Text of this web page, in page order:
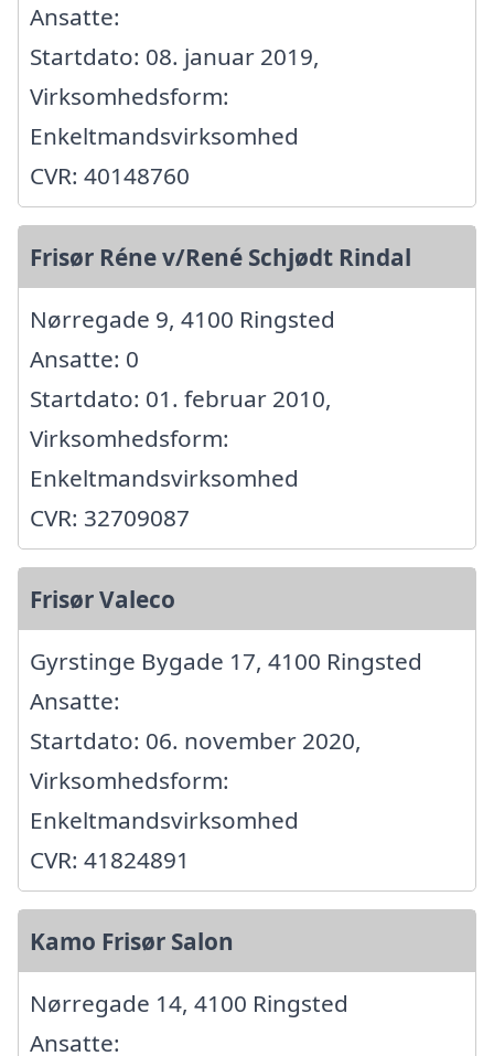
Ansatte:
Startdato: 08. januar 2019,
Virksomhedsform:
Enkeltmandsvirksomhed
CVR: 40148760
Frisør Réne v/René Schjødt Rindal
Nørregade 9, 4100 Ringsted
Ansatte: 0
Startdato: 01. februar 2010,
Virksomhedsform:
Enkeltmandsvirksomhed
CVR: 32709087
Frisør Valeco
Gyrstinge Bygade 17, 4100 Ringsted
Ansatte:
Startdato: 06. november 2020,
Virksomhedsform:
Enkeltmandsvirksomhed
CVR: 41824891
Kamo Frisør Salon
Nørregade 14, 4100 Ringsted
Ansatte: